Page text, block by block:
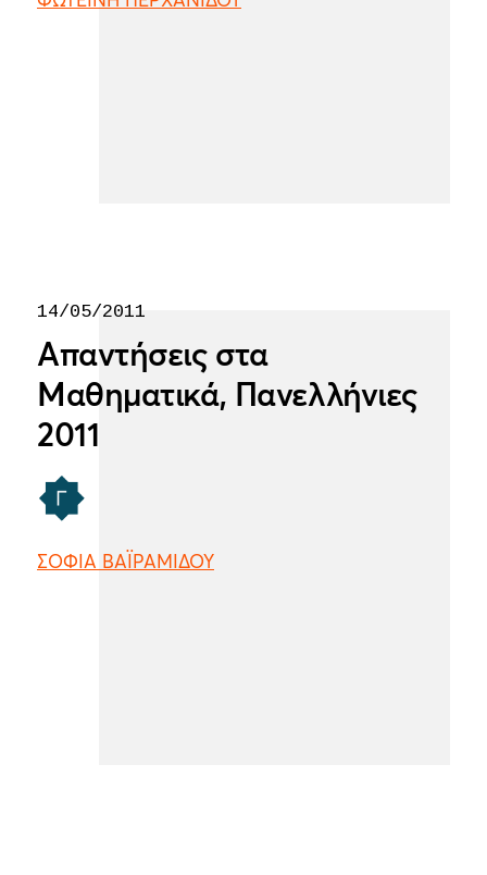
14/05/2011
Απαντήσεις στα
Μαθηματικά, Πανελλήνιες
2011
ΣΟΦΙΑ ΒΑΪΡΑΜΙΔΟΥ